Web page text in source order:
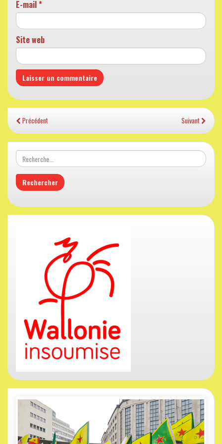
E-mail*
Site web
Précédent Suivant